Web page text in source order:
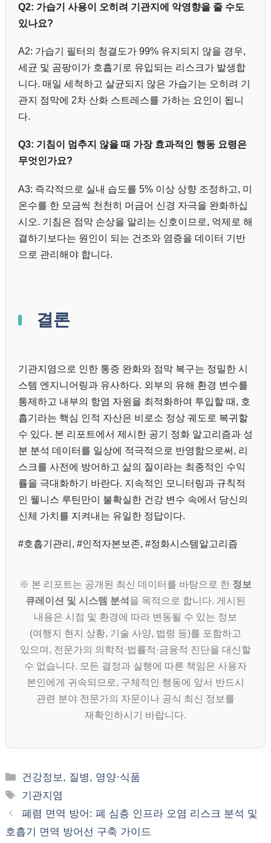
Q2: 가습기 사용이 오히려 기관지에 악영향을 줄 수도
있나요?
A2: 가습기 필터의 청결도가 99% 유지되지 않을 경우,
세균 및 곰팡이가 호흡기로 유입되는 리스크가 발생합
니다. 매일 세척하고 살균되지 않은 가습기는 오히려 기
관지 점막에 2차 산화 스트레스를 가하는 요인이 됩니
다.
Q3: 기침이 멈추지 않을 때 가장 효과적인 행동 요령은
무엇인가요?
A3: 즉각적으로 실내 습도를 5% 이상 상향 조정하고, 미
온수를 한 모금씩 천천히 머금어 신경 자극을 완화하십
시오. 기침은 점막 손상을 알리는 신호이므로, 억제로 해
결하기보다는 원인이 되는 건조와 염증을 데이터 기반
으로 관리해야 합니다.
결론
기관지염으로 인한 통증 완화와 점막 복구는 정밀한 시
스템 엔지니어링과 유사하다. 외부의 유해 환경 변수를
통제하고 내부의 항염 자원을 최적화하여 투입할 때, 호
흡기라는 핵심 인적 자산은 비로소 정상 궤도로 복귀할
수 있다. 본 리포트에서 제시한 공기 정화 알고리즘과 성
분 분석 데이터를 일상에 적극적으로 반영함으로써, 리
스크를 사전에 방어하고 삶의 질이라는 최종적인 수익
률을 극대화하기 바란다. 지속적인 모니터링과 규칙적
인 웰니스 루틴만이 불확실한 건강 변수 속에서 당신의
신체 가치를 지켜내는 유일한 정답이다.
#호흡기관리, #인적자본보존, #정화시스템알고리즘
※ 본 리포트는 공개된 최신 데이터를 바탕으로 한 정보
큐레이션 및 시스템 분석 을 목적으로 합니다. 게시된
내용은 시점 및 환경에 따라 변동될 수 있는 정보
(여행지 현지 상황, 기술 사양, 법령 등)를 포함하고
있으며, 전문가의 의학적·법률적·금융적 진단을 대신할
수 없습니다. 모든 결정과 실행에 따른 책임은 사용자
본인에게 귀속되므로, 구체적인 행동에 앞서 반드시
관련 분야 전문가의 자문이나 공식 최신 정보를
재확인하시기 바랍니다.
카
테
리
건강정보, 질병, 영양·식품
태
그
기관지염
폐렴 면역 방어: 폐 심층 인프라 오염 리스크 분석 및
호흡기 면역 방어선 구축 가이드